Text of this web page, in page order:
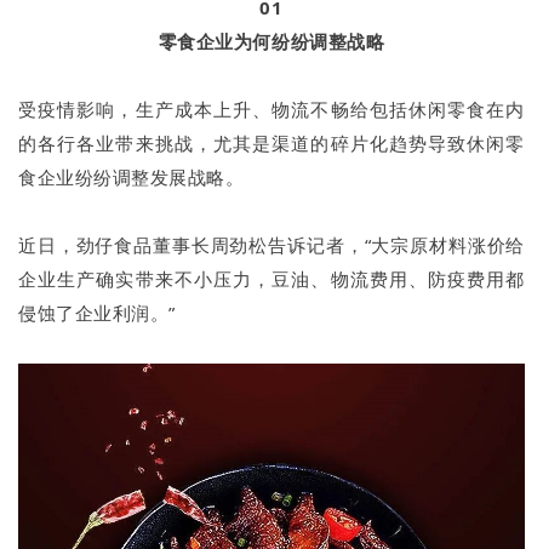
01
零食企业为何纷纷调整战略
受疫情影响，生产成本上升、物流不畅给包括休闲零食在内
的各行各业带来挑战，尤其是渠道的碎片化趋势导致休闲零
食企业纷纷调整发展战略。
近日，劲仔食品董事长周劲松告诉记者，“大宗原材料涨价给
企业生产确实带来不小压力，豆油、物流费用、防疫费用都
侵蚀了企业利润。”